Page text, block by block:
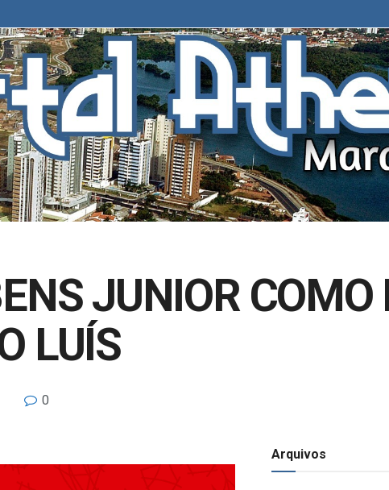
JUNIOR COMO
LUÍS
0
Arquivos